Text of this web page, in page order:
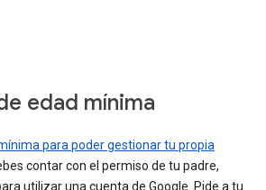
edad mínima
para poder gestionar tu propia
contar con el permiso de tu padre,
utilizar una cuenta de Google. Pide a tu